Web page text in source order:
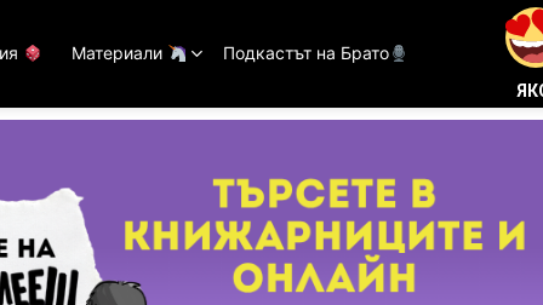
Материали Подкастът на Брато